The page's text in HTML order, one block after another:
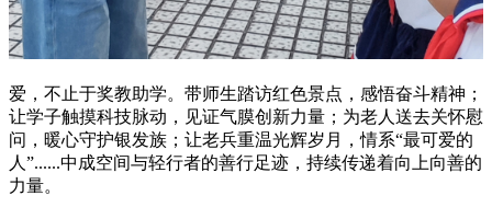
爱，不止于奖教助学。带师生踏访红色景点，感悟奋斗精神；
让学子触摸科技脉动，见证气膜创新力量；为老人送去关怀慰
问，暖心守护银发族；让老兵重温光辉岁月，情系“最可爱的
人”......中成空间与轻行者的善行足迹，持续传递着向上向善的
力量。